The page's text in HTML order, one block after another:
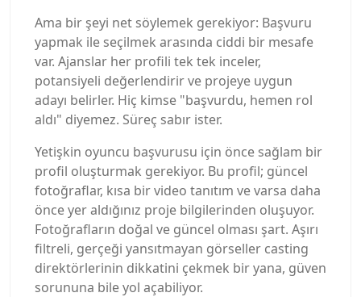
Ama bir şeyi net söylemek gerekiyor: Başvuru
yapmak ile seçilmek arasında ciddi bir mesafe
var. Ajanslar her profili tek tek inceler,
potansiyeli değerlendirir ve projeye uygun
adayı belirler. Hiç kimse "başvurdu, hemen rol
aldı" diyemez. Süreç sabır ister.
Yetişkin oyuncu başvurusu için önce sağlam bir
profil oluşturmak gerekiyor. Bu profil; güncel
fotoğraflar, kısa bir video tanıtım ve varsa daha
önce yer aldığınız proje bilgilerinden oluşuyor.
Fotoğrafların doğal ve güncel olması şart. Aşırı
filtreli, gerçeği yansıtmayan görseller casting
direktörlerinin dikkatini çekmek bir yana, güven
sorununa bile yol açabiliyor.